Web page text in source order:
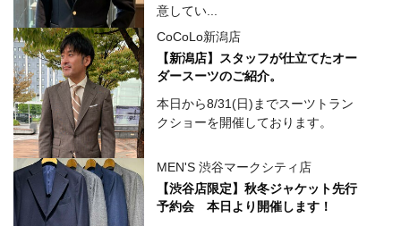
意してい...
CoCoLo新潟店
【新潟店】スタッフが仕立てたオー
ダースーツのご紹介。
本日から8/31(日)までスーツトラン
クショーを開催しております。
MEN'S 渋谷マークシティ店
【渋谷店限定】秋冬ジャケット先行
予約会 本日より開催します！